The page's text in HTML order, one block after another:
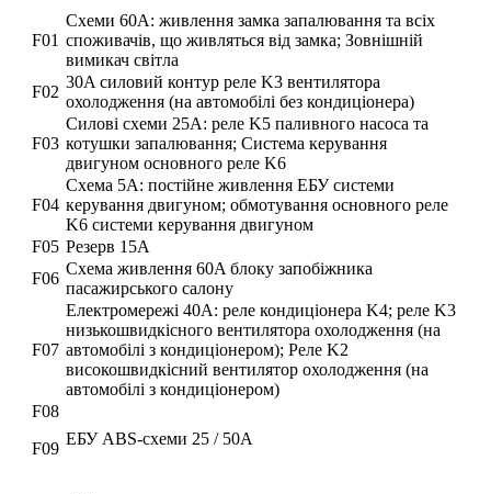
F01
Схеми 60A: живлення замка запалювання та всіх
споживачів, що живляться від замка; Зовнішній
вимикач світла
F02
30A силовий контур реле K3 вентилятора
охолодження (на автомобілі без кондиціонера)
F03
Силові схеми 25A: реле K5 паливного насоса та
котушки запалювання; Система керування
двигуном основного реле K6
F04
Схема 5A: постійне живлення ЕБУ системи
керування двигуном; обмотування основного реле
K6 системи керування двигуном
F05 Резерв 15A
F06
Схема живлення 60A блоку запобіжника
пасажирського салону
F07
Електромережі 40А: реле кондиціонера K4; реле K3
низькошвидкісного вентилятора охолодження (на
автомобілі з кондиціонером); Реле K2
високошвидкісний вентилятор охолодження (на
автомобілі з кондиціонером)
F08
F09
ЕБУ ABS-схеми 25 / 50А